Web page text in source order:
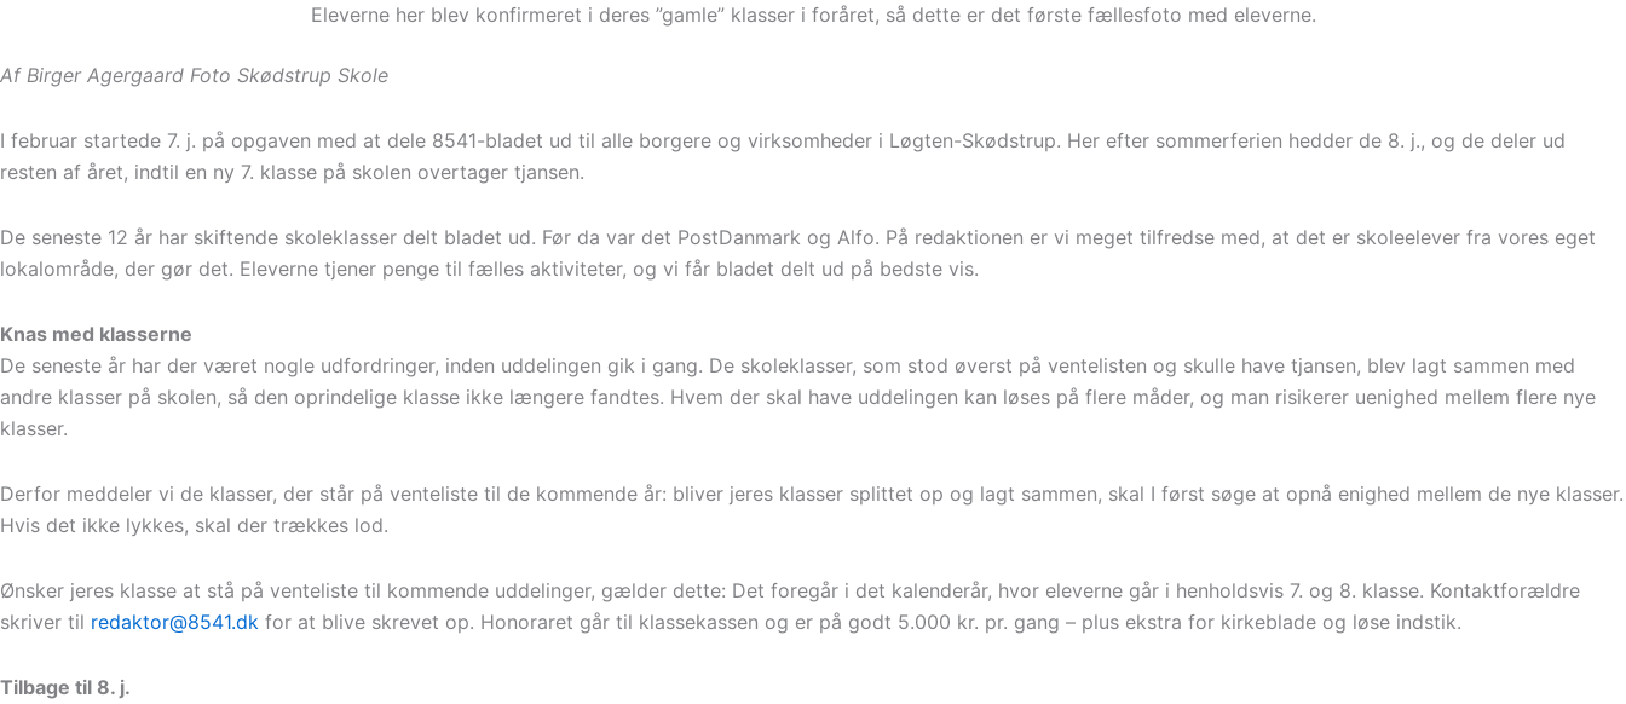
Eleverne her blev konfirmeret i deres ”gamle” klasser i foråret, så dette er det første fællesfoto med eleverne.
Af Birger Agergaard Foto Skødstrup Skole
I februar startede 7. j. på opgaven med at dele 8541-bladet ud til alle borgere og virksomheder i Løgten-Skødstrup. Her efter sommerferien hedder de 8. j., og de deler ud
resten af året, indtil en ny 7. klasse på skolen overtager tjansen.
De seneste 12 år har skiftende skoleklasser delt bladet ud. Før da var det PostDanmark og Alfo. På redaktionen er vi meget tilfredse med, at det er skoleelever fra vores eget
lokalområde, der gør det. Eleverne tjener penge til fælles aktiviteter, og vi får bladet delt ud på bedste vis.
Knas med klasserne
De seneste år har der været nogle udfordringer, inden uddelingen gik i gang. De skoleklasser, som stod øverst på ventelisten og skulle have tjansen, blev lagt sammen med
andre klasser på skolen, så den oprindelige klasse ikke længere fandtes. Hvem der skal have uddelingen kan løses på flere måder, og man risikerer uenighed mellem flere nye
klasser.
Derfor meddeler vi de klasser, der står på venteliste til de kommende år: bliver jeres klasser splittet op og lagt sammen, skal I først søge at opnå enighed mellem de nye klasser.
Hvis det ikke lykkes, skal der trækkes lod.
Ønsker jeres klasse at stå på venteliste til kommende uddelinger, gælder dette: Det foregår i det kalenderår, hvor eleverne går i henholdsvis 7. og 8. klasse. Kontaktforældre
skriver til redaktor@8541.dk for at blive skrevet op. Honoraret går til klassekassen og er på godt 5.000 kr. pr. gang – plus ekstra for kirkeblade og løse indstik.
Tilbage til 8. j.